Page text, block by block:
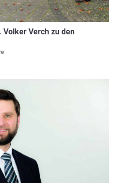
Verch zu den